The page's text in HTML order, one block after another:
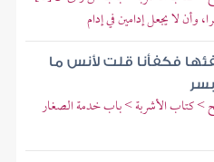
وأن لا يجعل إدامين في إدام
فكفأنا قلت لأنس ما
كتاب الأشربة > باب خدمة الصغار